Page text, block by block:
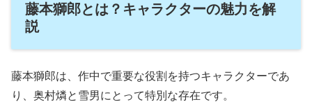
藤本獅郎とは？キャラクターの魅力を解
説
藤本獅郎は、作中で重要な役割を持つキャラクターであ
り、奥村燐と雪男にとって特別な存在です。